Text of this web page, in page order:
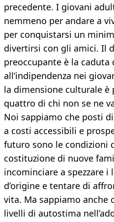
precedente. I giovani
nemmeno per andare a
per conquistarsi un
divertirsi con gli amici. Il
preoccupante è la caduta
all’indipendenza nei
la dimensione culturale è
quattro di chi non se ne
Noi sappiamo che posti
a costi accessibili e
futuro sono le condizioni
costituzione di nuove
incominciare a spezzare i
d’origine e tentare di
vita. Ma sappiamo anche
livelli di autostima